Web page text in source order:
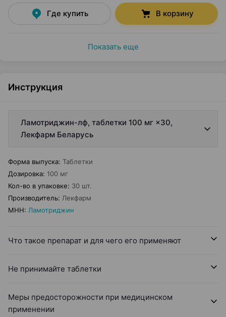
Где купить В корзину
Показать еще
Инструкция
Ламотриджин-лф, таблетки 100 мг ×30,
Лекфарм Беларусь
Форма выпуска: Таблетки
Дозировка: 100 мг
Кол-во в упаковке: 30 шт.
Производитель: Лекфарм
МНН: Ламотриджин
Что такое препарат и для чего его применяют
Не принимайте таблетки
Меры предосторожности при медицинском
применении